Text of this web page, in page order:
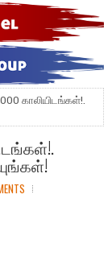
காலியிடங்கள்!.